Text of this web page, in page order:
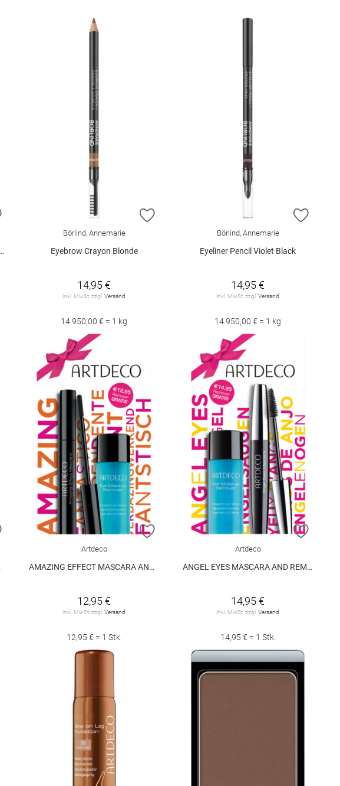
ZUR WUNSCHLISTE HINZUFÜGEN
Börlind, Annemarie
Eyebrow Crayon Blonde
14,95 €
inkl. MwSt. zzgl.Versand
14.950,00 € = 1 kg
ZUR
Börlind, Annemarie
Eyeliner Pencil Violet Black
14,95 €
inkl. MwSt. zzgl.Versand
14.950,00 € = 1 kg
ZUR WUNSCHLISTE HINZUFÜGEN ZUR WUNSCHLISTE HINZUFÜGEN
Artdeco
AMAZING EFFECT MASCARA AND REMOVER SET
12,95 €
inkl. MwSt. zzgl.Versand
12,95 € = 1 Stk.
ZUR
Artdeco
ANGEL EYES MASCARA AND REMOVER SET
14,95 €
inkl. MwSt. zzgl.Versand
14,95 € = 1 Stk.